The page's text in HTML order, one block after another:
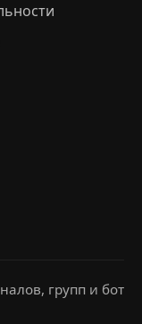
групп и бот